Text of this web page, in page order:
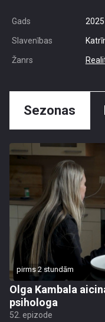
Gads 2025
Slavenības
Žanrs
Sezonas
pirms 2 stundām
Olga Kambala
psihologa
52. epizode